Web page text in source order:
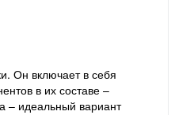
Он включает в себя
в их составе –
– идеальный вариант